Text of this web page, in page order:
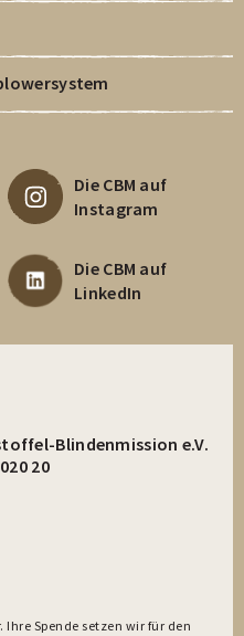
Die CBM auf
Instagram
Die CBM auf
LinkedIn
Blindenmission e.V.
20
Spende setzen wir für den